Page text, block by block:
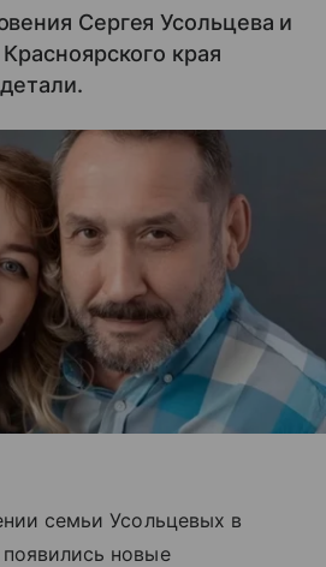
Сергея Усольцева и
края
семьи Усольцевых в
новые